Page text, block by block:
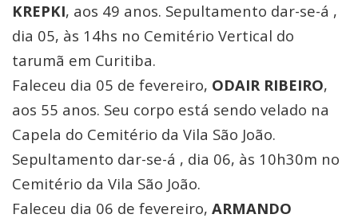
KREPKI, aos 49 anos. Sepultamento dar-se-á ,
dia 05, às 14hs no Cemitério Vertical do
tarumã em Curitiba.
Faleceu dia 05 de fevereiro, ODAIR RIBEIRO,
aos 55 anos. Seu corpo está sendo velado na
Capela do Cemitério da Vila São João.
Sepultamento dar-se-á , dia 06, às 10h30m no
Cemitério da Vila São João.
Faleceu dia 06 de fevereiro, ARMANDO